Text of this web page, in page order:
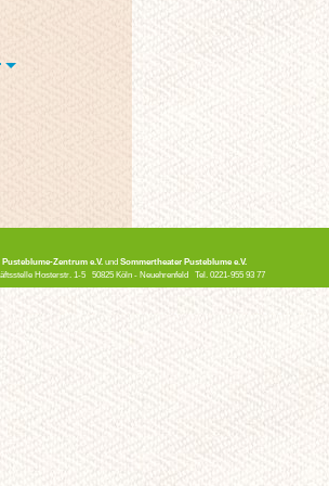
Pusteblume-Zentrum e.V.und Sommertheater Pusteblume e.V.
Hosterstr. 1-5 50825 Köln - Neuehrenfeld Tel. 0221-955 93 77